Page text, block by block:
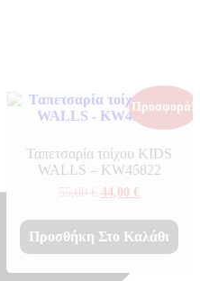
Προσφορά!
Ταπετσαρία τοίχου KIDS
WALLS – KW45822
55,00€ Original
was:
55,00 €.
44,00 €Η
τιμή
είναι:
44,00 €.
Προσθήκη Στο Καλάθι